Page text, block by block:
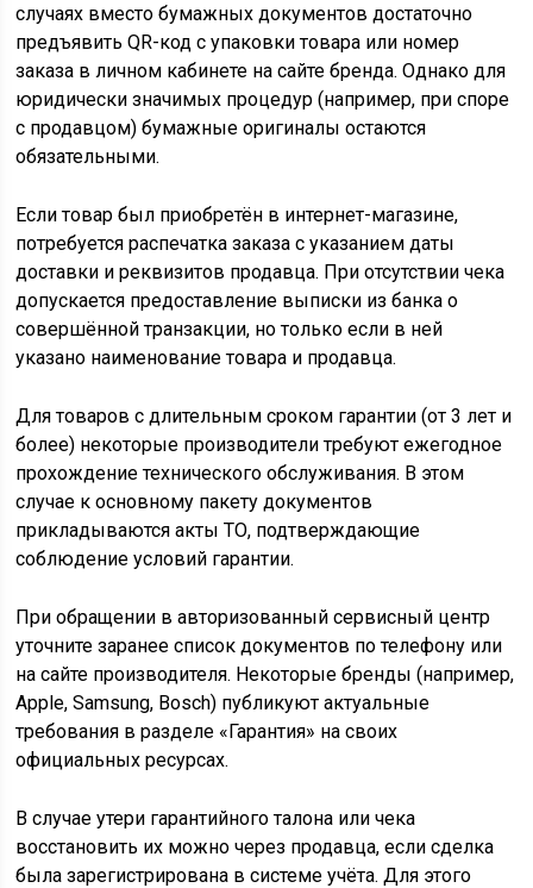
случаях вместо бумажных документов достаточно
предъявить QR-код с упаковки товара или номер
заказа в личном кабинете на сайте бренда. Однако для
юридически значимых процедур (например, при споре
с продавцом) бумажные оригиналы остаются
обязательными.
Если товар был приобретён в интернет-магазине,
потребуется распечатка заказа с указанием даты
доставки и реквизитов продавца. При отсутствии чека
допускается предоставление выписки из банка о
совершённой транзакции, но только если в ней
указано наименование товара и продавца.
Для товаров с длительным сроком гарантии (от 3 лет и
более) некоторые производители требуют ежегодное
прохождение технического обслуживания. В этом
случае к основному пакету документов
прикладываются акты ТО, подтверждающие
соблюдение условий гарантии.
При обращении в авторизованный сервисный центр
уточните заранее список документов по телефону или
на сайте производителя. Некоторые бренды (например,
Apple, Samsung, Bosch) публикуют актуальные
требования в разделе «Гарантия» на своих
официальных ресурсах.
В случае утери гарантийного талона или чека
восстановить их можно через продавца, если сделка
была зарегистрирована в системе учёта. Для этого